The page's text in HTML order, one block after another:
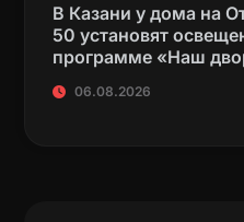
В Казани у дома на
50 установят
программе «Наш
06.08.2026